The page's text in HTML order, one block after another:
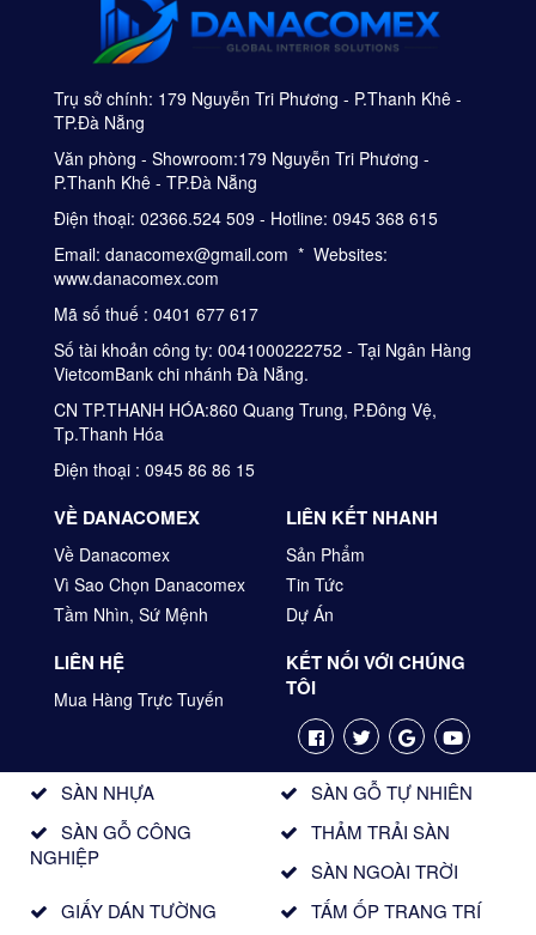
Trụ sở chính: 179 Nguyễn Tri Phương - P.Thanh Khê -
TP.Đà Nẵng
Văn phòng - Showroom:179 Nguyễn Tri Phương -
P.Thanh Khê - TP.Đà Nẵng
Điện thoại: 02366.524 509 - Hotline: 0945 368 615
Email: danacomex@gmail.com * Websites:
www.danacomex.com
Mã số thuế : 0401 677 617
Số tài khoản công ty: 0041000222752 - Tại Ngân Hàng
VietcomBank chi nhánh Đà Nẵng.
CN TP.THANH HÓA:860 Quang Trung, P.Đông Vệ,
Tp.Thanh Hóa
Điện thoại : 0945 86 86 15
VỀ DANACOMEX
Về Danacomex
Vì Sao Chọn Danacomex
Tầm Nhìn, Sứ Mệnh
LIÊN HỆ
Mua Hàng Trực Tuyến
LIÊN KẾT NHANH
Sản Phẩm
Tin Tức
Dự Án
KẾT NỐI VỚI CHÚNG
TÔI
SÀN NHỰA
SÀN GỖ TỰ NHIÊN
SÀN GỖ CÔNG
NGHIỆP
THẢM TRẢI SÀN
SÀN NGOÀI TRỜI
GIẤY DÁN TƯỜNG
TẤM ỐP TRANG TRÍ